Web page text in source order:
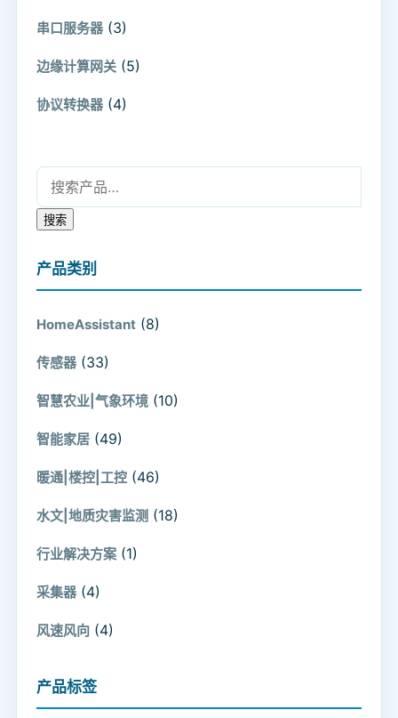
串口服务器 (3)
边缘计算网关 (5)
协议转换器 (4)
搜索：
搜索
产品类别
HomeAssistant (8)
传感器 (33)
智慧农业|气象环境 (10)
智能家居 (49)
暖通|楼控|工控 (46)
水文|地质灾害监测 (18)
行业解决方案 (1)
采集器 (4)
风速风向 (4)
产品标签